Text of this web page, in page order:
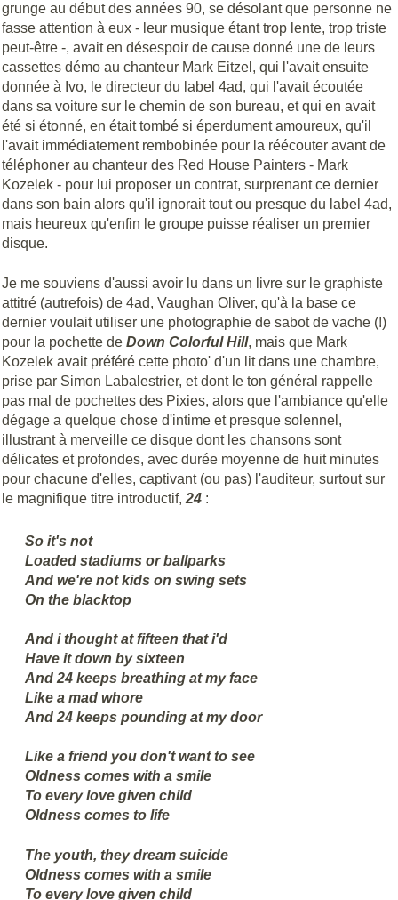
grunge au début des années 90, se désolant que personne ne
fasse attention à eux - leur musique étant trop lente, trop triste
peut-être -, avait en désespoir de cause donné une de leurs
cassettes démo au chanteur Mark Eitzel, qui l'avait ensuite
donnée à Ivo, le directeur du label 4ad, qui l'avait écoutée
dans sa voiture sur le chemin de son bureau, et qui en avait
été si étonné, en était tombé si éperdument amoureux, qu'il
l'avait immédiatement rembobinée pour la réécouter avant de
téléphoner au chanteur des Red House Painters - Mark
Kozelek - pour lui proposer un contrat, surprenant ce dernier
dans son bain alors qu'il ignorait tout ou presque du label 4ad,
mais heureux qu'enfin le groupe puisse réaliser un premier
disque.
Je me souviens d'aussi avoir lu dans un livre sur le graphiste
attitré (autrefois) de 4ad, Vaughan Oliver, qu'à la base ce
dernier voulait utiliser une photographie de sabot de vache (!)
pour la pochette de Down Colorful Hill, mais que Mark
Kozelek avait préféré cette photo' d'un lit dans une chambre,
prise par Simon Labalestrier, et dont le ton général rappelle
pas mal de pochettes des Pixies, alors que l'ambiance qu'elle
dégage a quelque chose d'intime et presque solennel,
illustrant à merveille ce disque dont les chansons sont
délicates et profondes, avec durée moyenne de huit minutes
pour chacune d'elles, captivant (ou pas) l'auditeur, surtout sur
le magnifique titre introductif, 24 :
So it's not
Loaded stadiums or ballparks
And we're not kids on swing sets
On the blacktop
And i thought at fifteen that i'd
Have it down by sixteen
And 24 keeps breathing at my face
Like a mad whore
And 24 keeps pounding at my door
Like a friend you don't want to see
Oldness comes with a smile
To every love given child
Oldness comes to life
The youth, they dream suicide
Oldness comes with a smile
To every love given child